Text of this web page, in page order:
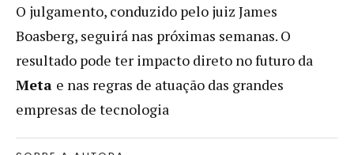
O julgamento, conduzido pelo juiz James
Boasberg, seguirá nas próximas semanas. O
resultado pode ter impacto direto no futuro da
Meta e nas regras de atuação das grandes
empresas de tecnologia